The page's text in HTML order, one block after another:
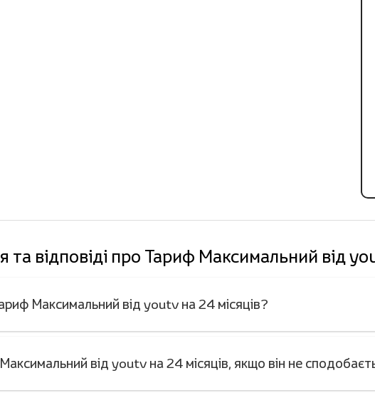
та відповіді про Тариф Максимальний від
Максимальний від youtv на 24 місяців?
від youtv на 24 місяців, якщо він не